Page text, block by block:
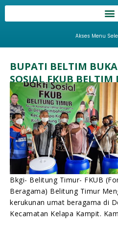
Akses Menu
BUPATI BELTIM
SOSIAL FKUB BELTIM
PEMBAHARUAN
Humas Kemenag Beltim
Bkgi- Belitung Timur- FKUB
Beragama) Belitung Timur
kerukunan umat beragama di
Kecamatan Kelapa Kampit.